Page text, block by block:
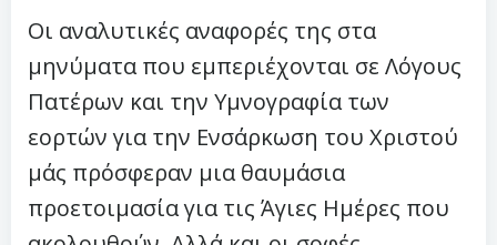
Οι αναλυτικές αναφορές της στα
μηνύματα που εμπεριέχονται σε Λόγους
Πατέρων και την Υμνογραφία των
εορτών για την Ενσάρκωση του Χριστού
μάς πρόσφεραν μια θαυμάσια
προετοιμασία για τις Άγιες Ημέρες που